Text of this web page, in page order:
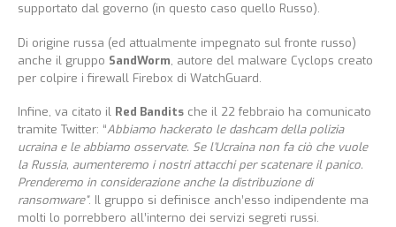
supportato dal governo (in questo caso quello Russo).
Di origine russa (ed attualmente impegnato sul fronte russo)
anche il gruppo SandWorm, autore del malware Cyclops creato
per colpire i firewall Firebox di WatchGuard.
Infine, va citato il Red Bandits che il 22 febbraio ha comunicato
tramite Twitter: “Abbiamo hackerato le dashcam della polizia
ucraina e le abbiamo osservate. Se l’Ucraina non fa ciò che vuole
la Russia, aumenteremo i nostri attacchi per scatenare il panico.
Prenderemo in considerazione anche la distribuzione di
ransomware”. Il gruppo si definisce anch’esso indipendente ma
molti lo porrebbero all’interno dei servizi segreti russi.